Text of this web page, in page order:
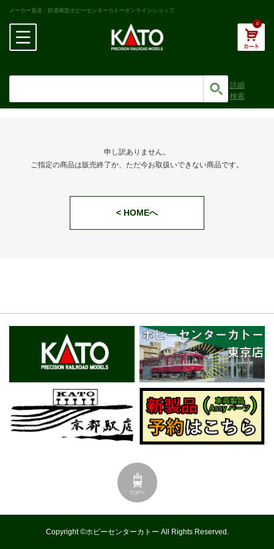
メーカー直送・鉄道模型ホビーセンターカトーオンラインショップ
0
詳細
検索
申し訳ありません。
ご指定の商品は販売終了か、ただ今お取扱いできない商品です。
< HOMEへ
Copyright ©ホビーセンターカトー All Rights Reserved.